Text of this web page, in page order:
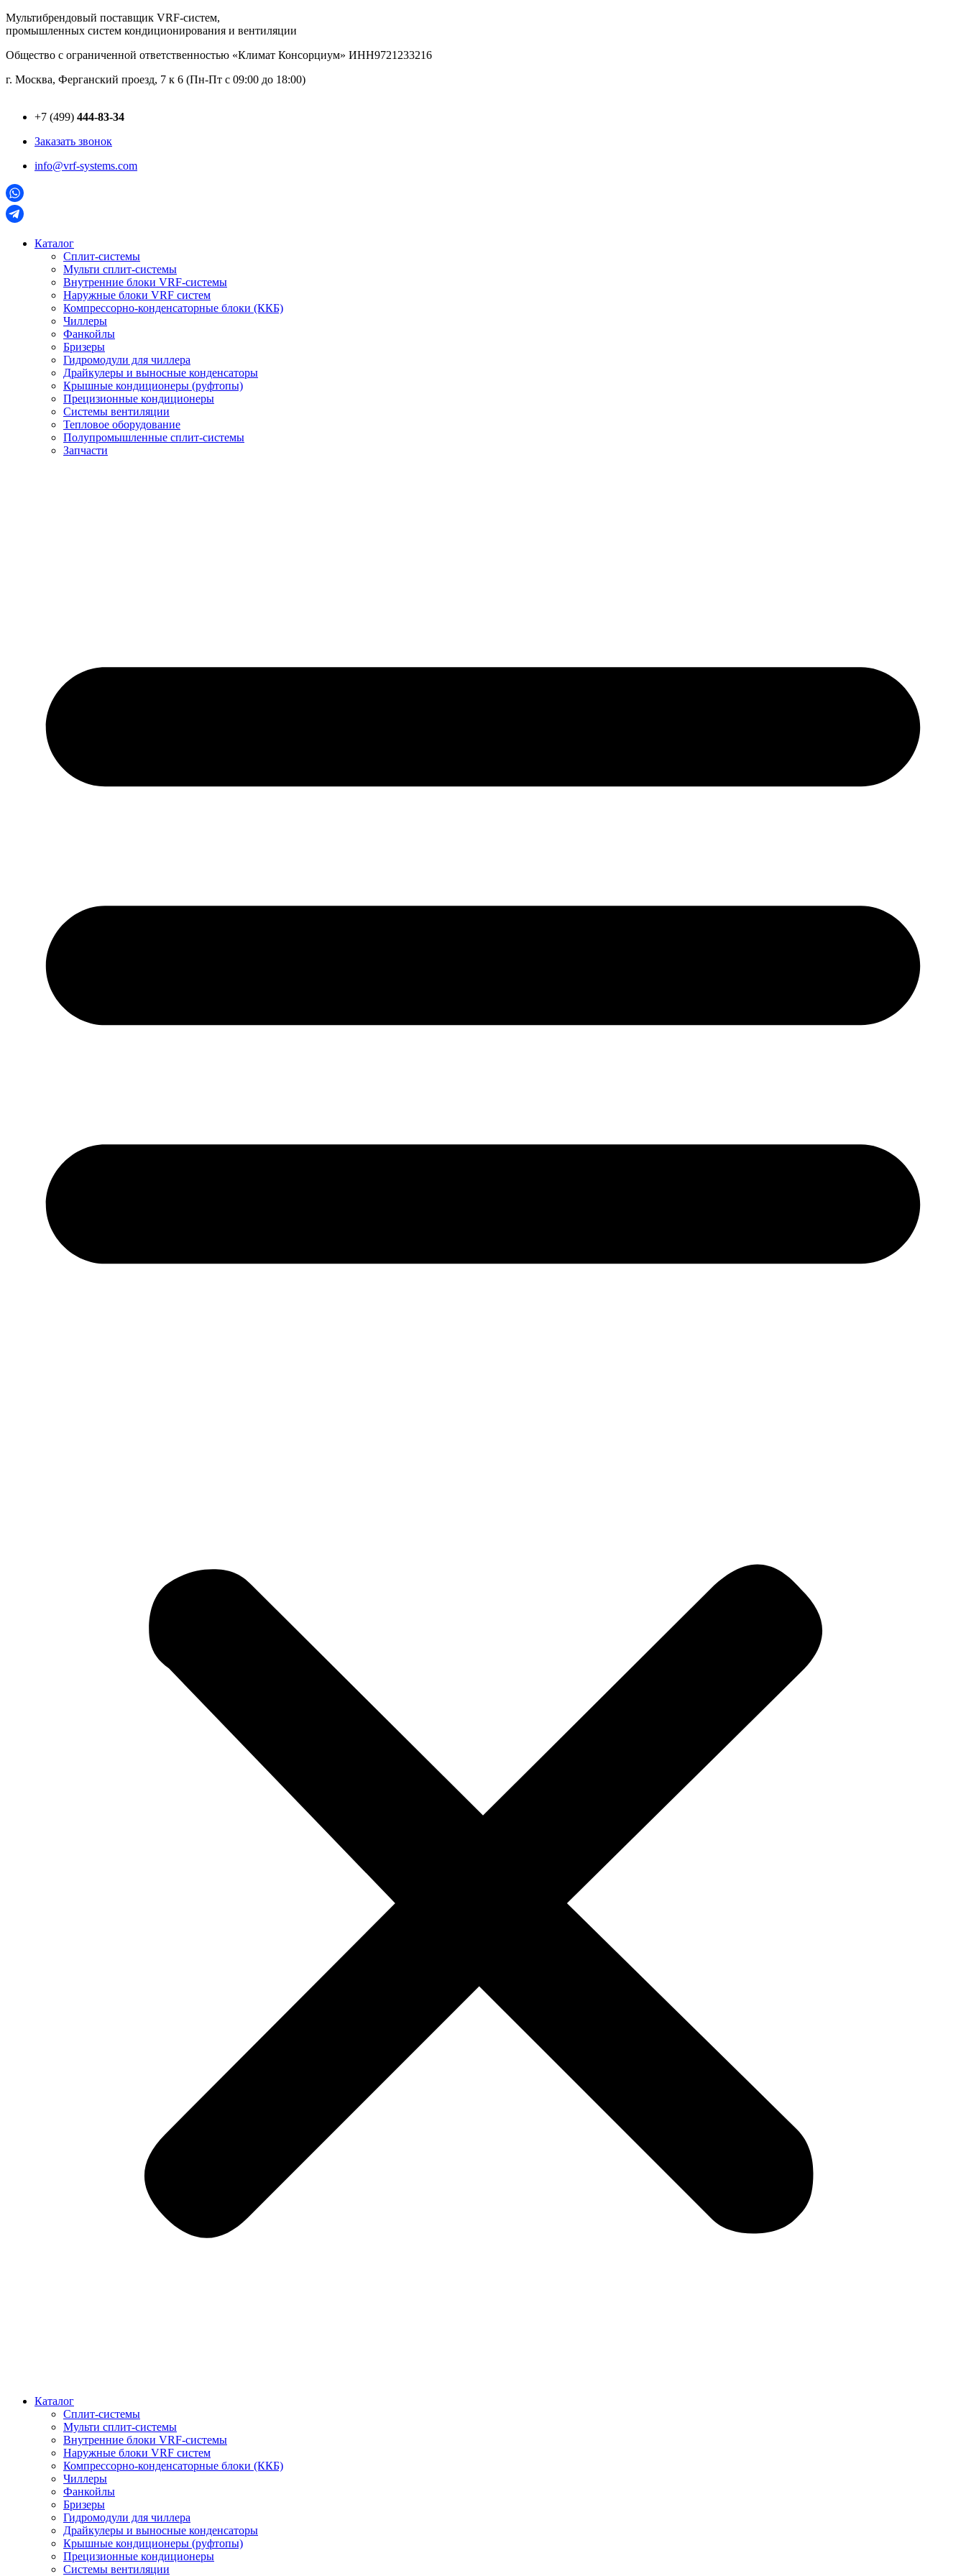
Перейти
к
Мультибрендовый поставщик VRF-cистем,
промышленных систем кондиционирования и вентиляции
Общество с ограниченной ответственностью «Климат Консорциум» ИНН9721233216
г. Москва, Ферганский проезд, 7 к 6 (Пн-Пт с 09:00 до 18:00)
+7 (499) 444-83-34
Заказать звонок
info@vrf-systems.com
Каталог
Сплит-системы
Мульти сплит-системы
Внутренние блоки VRF-cистемы
Наружные блоки VRF cистем
Компрессорно-конденсаторные блоки (ККБ)
Чиллеры
Фанкойлы
Бризеры
Гидромодули для чиллера
Драйкулеры и выносные конденсаторы
Крышные кондиционеры (руфтопы)
Прецизионные кондиционеры
Системы вентиляции
Тепловое оборудование
Полупромышленные сплит-системы
Запчасти
Каталог
Сплит-системы
Мульти сплит-системы
Внутренние блоки VRF-cистемы
Наружные блоки VRF cистем
Компрессорно-конденсаторные блоки (ККБ)
Чиллеры
Фанкойлы
Бризеры
Гидромодули для чиллера
Драйкулеры и выносные конденсаторы
Крышные кондиционеры (руфтопы)
Прецизионные кондиционеры
Системы вентиляции